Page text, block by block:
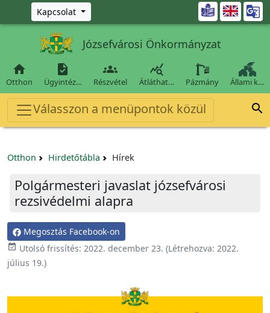
Ugrás a fő tartalomra
Kapcsolat 
Józsefvárosi Önkormányzat

Otthon

Ügyintéz…

Részvétel

Átláthat… Pázmány Állami k…
Válasszon a menüpontok közül 
Otthon Hirdetőtábla Hírek
Polgármesteri javaslat józsefvárosi
rezsivédelmi alapra
Megosztás Facebook-on
 Utolsó frissítés: 2022. december 23. (Létrehozva: 2022.
július 19.)